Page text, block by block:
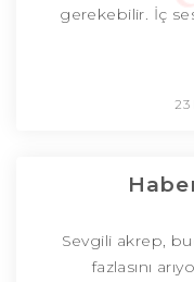
gerekebilir. İç
23
Sevgili akrep,
fazlasını